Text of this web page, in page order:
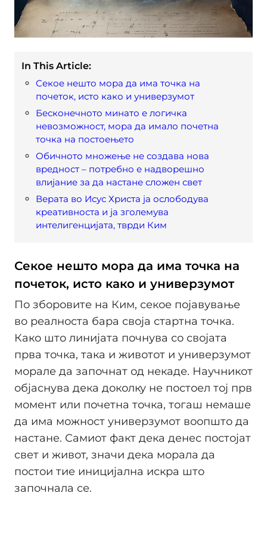
In This Article:
Секое нешто мора да има точка на
почеток, исто како и универзумот
Бесконечното минато е логичка
невозможност, мора да имало почетна
точка на постоењето
Обичното множење не создава нова
вредност – потребно е надворешно
влијание за да настане сложен свет
Верата во Исус Христа ја ослободува
креативноста и ја зголемува
интелигенцијата, тврди Ким
Секое нешто мора да има точка на
почеток, исто како и универзумот
По зборовите на Ким, секое појавување
во реалноста бара своја стартна точка.
Како што линијата почнува со својата
прва точка, така и животот и универзумот
морале да започнат од некаде. Научникот
објаснува дека доколку не постоел тој прв
момент или почетна точка, тогаш немаше
да има можност универзумот воопшто да
настане. Самиот факт дека денес постојат
свет и живот, значи дека морала да
постои тие иницијална искра што
започнала се.